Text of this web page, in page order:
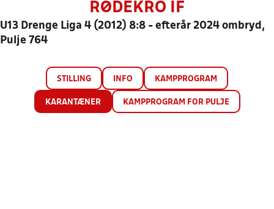
RØDEKRO IF
U13 Drenge Liga 4 (2012) 8:8 - efterår 2024 ombryd,
Pulje 764
STILLING INFO KAMPPROGRAM
KARANTÆNER KAMPPROGRAM FOR PULJE